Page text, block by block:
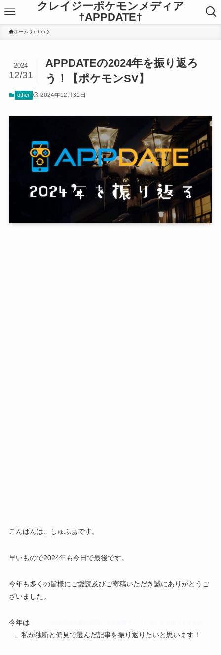
クレイジーポケモンメディア
†APPDATE†
ホーム other
APPDATEの2024年を振り返ろ
う！【ポケモンSV】
2024
12/31
other 2024年12月31日
こんばんは、しゅふぁです。
早いもので2024年も今日で最後です。
今年も多くの皆様にご愛読及びご寄稿いただき誠にありがとうご
ざいました。
今年は
、私が独断と偏見で選んだ記事を振り返りたいと思います！